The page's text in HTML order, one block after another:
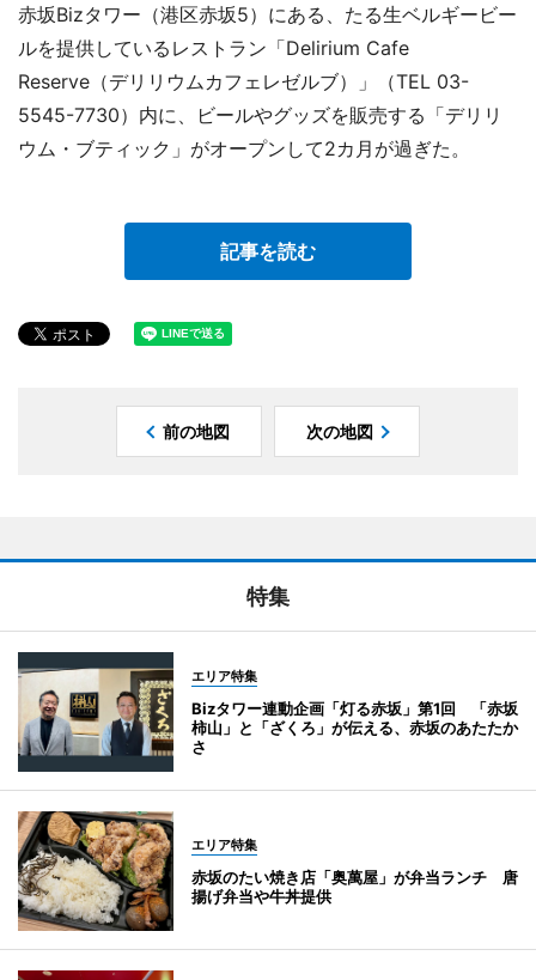
赤坂Bizタワー（港区赤坂5）にある、たる生ベルギービー
ルを提供しているレストラン「Delirium Cafe
Reserve（デリリウムカフェレゼルブ）」（TEL 03-
5545-7730）内に、ビールやグッズを販売する「デリリ
ウム・ブティック」がオープンして2カ月が過ぎた。
記事を読む
前の地図 次の地図
特集
エリア特集
Bizタワー連動企画「灯る赤坂」第1回 「赤坂
柿山」と「ざくろ」が伝える、赤坂のあたたか
さ
エリア特集
赤坂のたい焼き店「奥萬屋」が弁当ランチ 唐
揚げ弁当や牛丼提供